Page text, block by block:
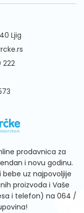
Ljig
prodavnica za
i novu godinu.
uz najpovoljije
proizvoda i Vaše
i telefon) na 064 /